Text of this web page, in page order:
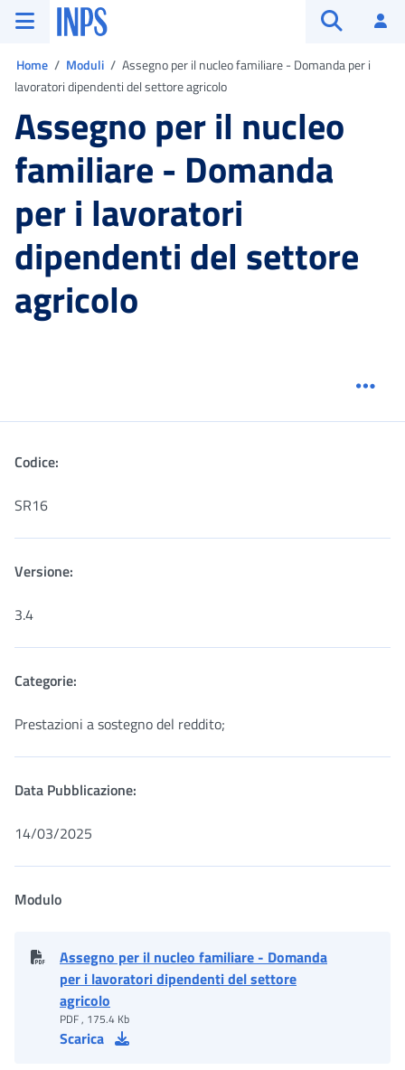
Vai al menu principale
Vai al contenuto principale
Vai al pie' di pagina
INPS ()
Home Moduli
Assegno per il nucleo familiare - Domanda per i
lavoratori dipendenti del settore agricolo
Assegno per il nucleo
familiare - Domanda
per i lavoratori
dipendenti del settore
agricolo
Codice:
SR16
Versione:
3.4
Categorie:
Prestazioni a sostegno del reddito;
Data Pubblicazione:
14/03/2025
Modulo
Assegno per il nucleo familiare - Domanda
per i lavoratori dipendenti del settore
agricolo
PDF , 175.4 Kb
Scarica